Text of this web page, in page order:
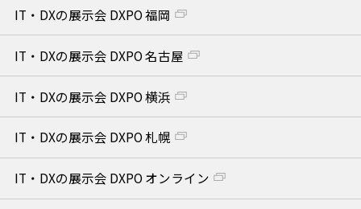
IT・DXの展示会 DXPO 福岡
IT・DXの展示会 DXPO 名古屋
IT・DXの展示会 DXPO 横浜
IT・DXの展示会 DXPO 札幌
IT・DXの展示会 DXPO オンライン